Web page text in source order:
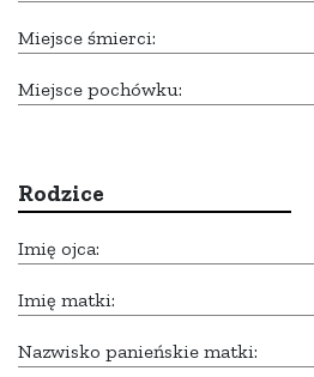
Miejsce śmierci:
Miejsce pochówku:
Rodzice
Imię ojca:
Imię matki:
Nazwisko panieńskie matki: